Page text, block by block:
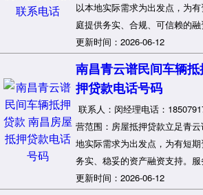
以本地实际需求为出发点，为
庭提供务实、合规、可信赖的
更新时间：2026-06-12
南昌青云谱民间车辆
押贷款电话号码
联系人：闵经理电话：
营范围：房屋抵押贷款立足青
地实际需求为出发点，为有短
务实、稳妥的资产融资支持。
更新时间：2026-06-12